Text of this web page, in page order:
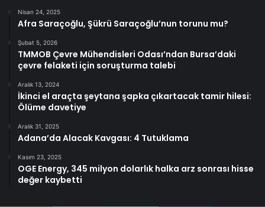
Nisan 24, 2025
Afra Saraçoğlu, Şükrü Saraçoğlu’nun torunu mu?
Şubat 5, 2026
TMMOB Çevre Mühendisleri Odası’ndan Bursa’daki
çevre felaketi için soruşturma talebi
Aralık 13, 2024
İkinci el araçta şeytana şapka çıkartacak tamir hilesi:
Ölüme davetiye
Aralık 31, 2025
Adana’da Alacak Kavgası: 4 Tutuklama
Kasım 23, 2025
OGE Energy, 345 milyon dolarlık halka arz sonrası hisse
değer kaybetti